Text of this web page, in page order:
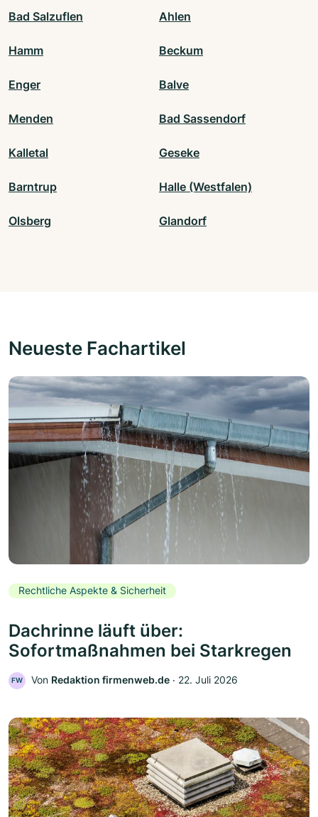
Bad Salzuflen Ahlen
Hamm Beckum
Enger Balve
Menden Bad Sassendorf
Kalletal Geseke
Barntrup Halle (Westfalen)
Olsberg Glandorf
Neueste Fachartikel
Rechtliche Aspekte & Sicherheit
Dachrinne läuft über:
Sofortmaßnahmen bei Starkregen
FW Von Redaktion firmenweb.de ‧ 22. Juli 2026